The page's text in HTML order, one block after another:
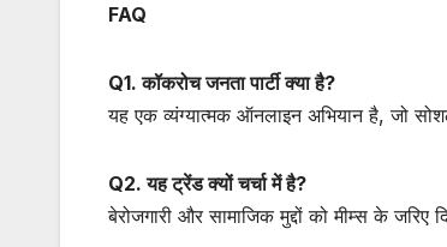
FAQ
Q1. कॉकरोच जनता पार्टी क्या है?
यह एक व्यंग्यात्मक ऑनलाइन अभियान है, जो
Q2. यह ट्रेंड क्यों चर्चा में है?
बेरोजगारी और सामाजिक मुद्दों को मीम्स के